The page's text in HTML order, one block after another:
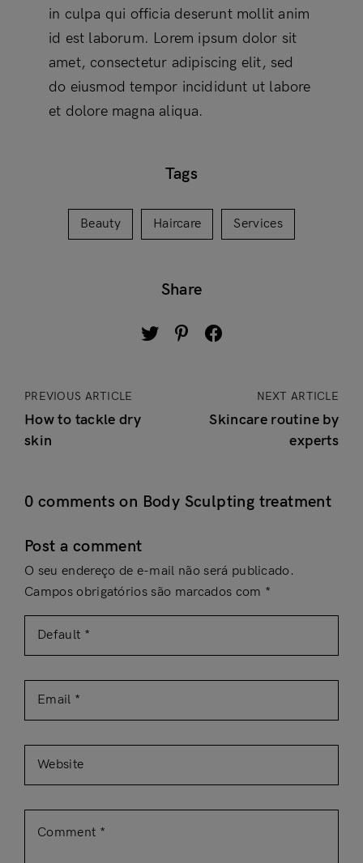
in culpa qui officia deserunt mollit anim
id est laborum. Lorem ipsum dolor sit
amet, consectetur adipiscing elit, sed
do eiusmod tempor incididunt ut labore
et dolore magna aliqua.
Tags
Beauty Haircare Services
Share
PREVIOUS ARTICLE
How to tackle dry
skin
NEXT ARTICLE
Skincare routine by
experts
0 comments on Body Sculpting treatment
Post a comment
O seu endereço de e-mail não será publicado.
Campos obrigatórios são marcados com *